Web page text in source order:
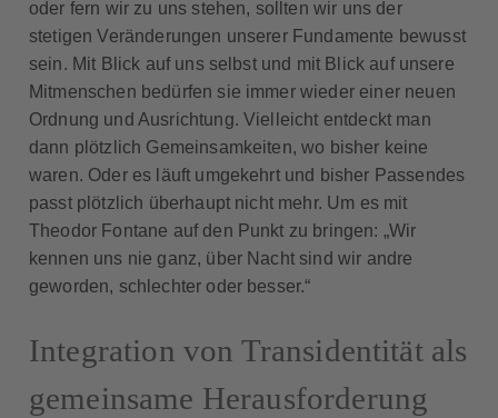
oder fern wir zu uns stehen, sollten wir uns der
stetigen Veränderungen unserer Fundamente bewusst
sein. Mit Blick auf uns selbst und mit Blick auf unsere
Mitmenschen bedürfen sie immer wieder einer neuen
Ordnung und Ausrichtung. Vielleicht entdeckt man
dann plötzlich Gemeinsamkeiten, wo bisher keine
waren. Oder es läuft umgekehrt und bisher Passendes
passt plötzlich überhaupt nicht mehr. Um es mit
Theodor Fontane auf den Punkt zu bringen: „Wir
kennen uns nie ganz, über Nacht sind wir andre
geworden, schlechter oder besser.“
Integration von Transidentität als
gemeinsame Herausforderung